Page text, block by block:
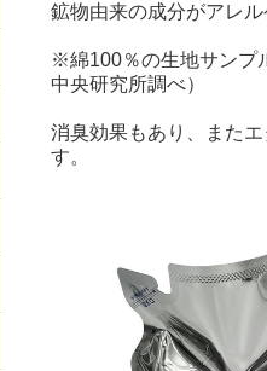
鉱物由来の成分がアレ
※綿100％の生地サンプ
中央研究所調べ）
消臭効果もあり、また
す。